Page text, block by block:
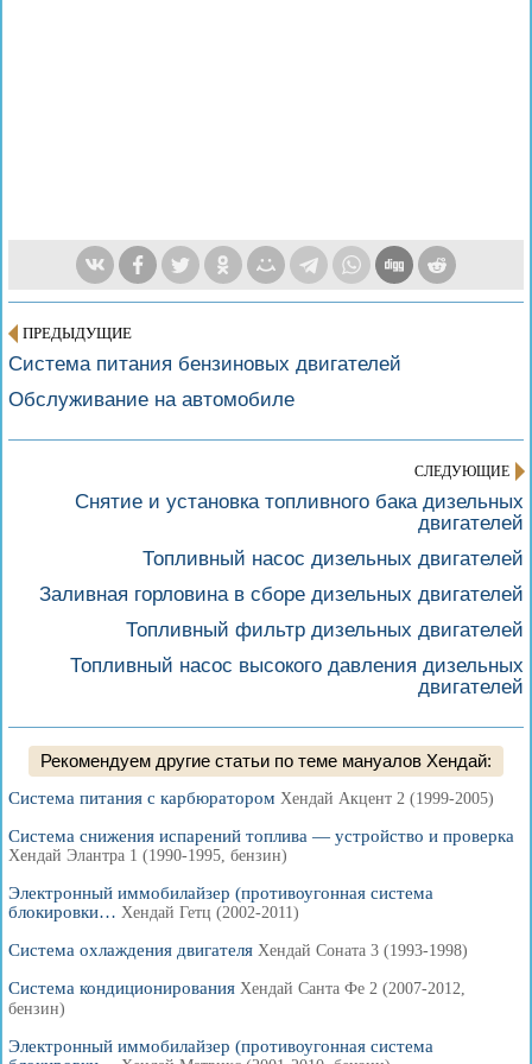
ПРЕДЫДУЩИЕ
Система питания бензиновых двигателей
Обслуживание на автомобиле
СЛЕДУЮЩИЕ
Снятие и установка топливного бака дизельных
двигателей
Топливный насос дизельных двигателей
Заливная горловина в сборе дизельных двигателей
Топливный фильтр дизельных двигателей
Топливный насос высокого давления дизельных
двигателей
Рекомендуем другие статьи по теме мануалов Хендай:
Система питания с карбюратором Хендай Акцент 2 (1999-2005)
Система снижения испарений топлива — устройство и проверка
Хендай Элантра 1 (1990-1995, бензин)
Электронный иммобилайзер (противоугонная система
блокировки… Хендай Гетц (2002-2011)
Система охлаждения двигателя Хендай Соната 3 (1993-1998)
Система кондиционирования Хендай Санта Фе 2 (2007-2012,
бензин)
Электронный иммобилайзер (противоугонная система